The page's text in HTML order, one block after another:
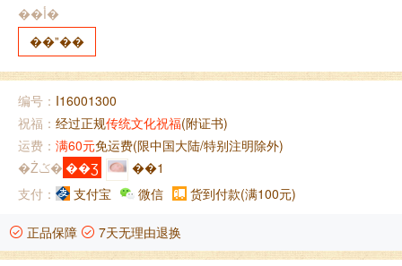
��أ�
��ˮ��
编号： I16001300
祝福： 经过正规传统文化祝福(附证书)
运费： 满60元免运费(限中国大陆/特别注明除外)
�Żݣ� ��Ʒ
��1
支付：
支付宝 微信 货到付款(满100元)
正品保障 7天无理由退换